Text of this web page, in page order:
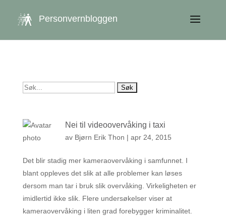
Personvernbloggen
Søk
Nei til videoovervåking i taxi
av Bjørn Erik Thon | apr 24, 2015
Det blir stadig mer kameraovervåking i samfunnet. I
blant oppleves det slik at alle problemer kan løses
dersom man tar i bruk slik overvåking. Virkeligheten er
imidlertid ikke slik. Flere undersøkelser viser at
kameraovervåking i liten grad forebygger kriminalitet.